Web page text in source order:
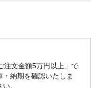
注文金額5万円以上」で
納期を確認いたしま
。